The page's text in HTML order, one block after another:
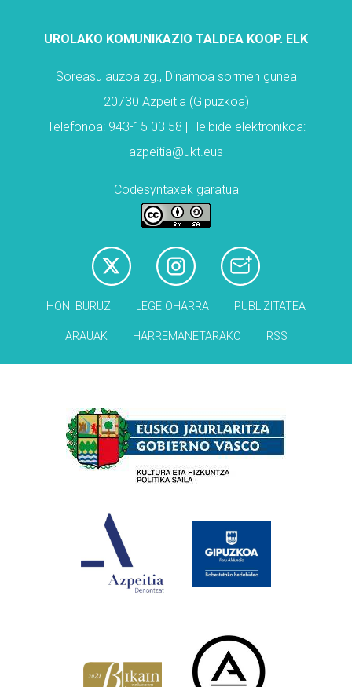
UROLAKO KOMUNIKAZIO TALDEA KOOP. ELK
Soreasu auzoa zg., Dinamoa sormen gunea
20730 Azpeitia (Gipuzkoa)
Telefonoa: 943-15 03 58 | Helbide elektronikoa:
azpeitia@ukt.eus
Codesyntaxek garatua
HONI BURUZ LEGE OHARRA PUBLIZITATEA
ARAUAK HARREMANETARAKO RSS